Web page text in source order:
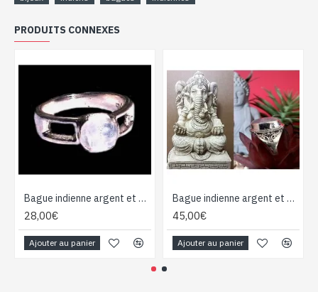
PRODUITS CONNEXES
Bague indienne argent et Pierre de Lune - Bijoux indiens
28,00€
Ajouter au panier
Bague indienne argent et Pierre de Lune - Bijoux indiens
45,00€
Ajouter au panier